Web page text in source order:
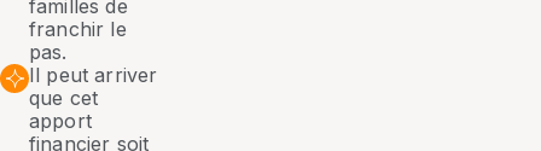
familles de
franchir le
pas.
Il peut arriver
que cet
apport
financier soit